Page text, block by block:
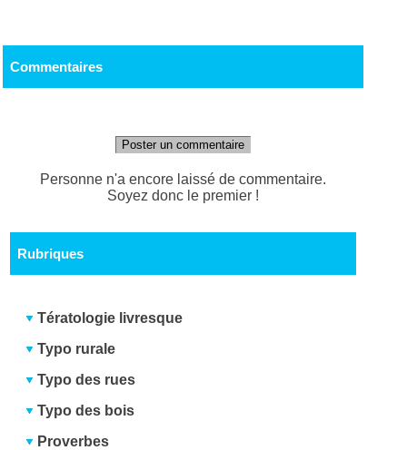
Commentaires
Poster un commentaire
Personne n'a encore laissé de commentaire.
Soyez donc le premier !
Rubriques
Tératologie livresque
Typo rurale
Typo des rues
Typo des bois
Proverbes